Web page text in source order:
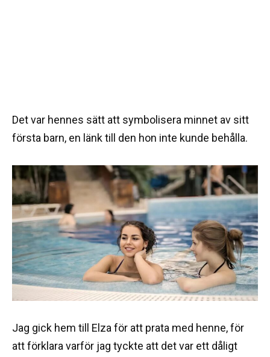
Det var hennes sätt att symbolisera minnet av sitt
första barn, en länk till den hon inte kunde behålla.
Jag gick hem till Elza för att prata med henne, för
att förklara varför jag tyckte att det var ett dåligt